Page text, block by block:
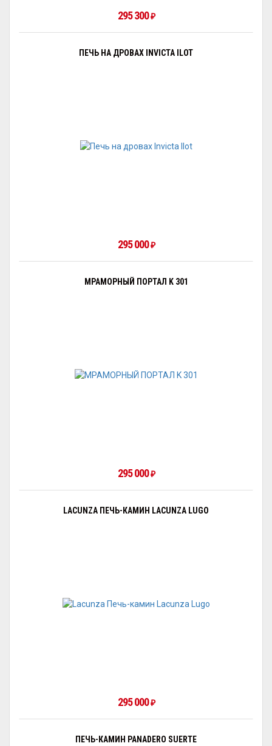
295 300 ₽
ПЕЧЬ НА ДРОВАХ INVICTA ILOT
295 000 ₽
МРАМОРНЫЙ ПОРТАЛ K 301
295 000 ₽
LACUNZA ПЕЧЬ-КАМИН LACUNZA LUGO
295 000 ₽
ПЕЧЬ-КАМИН PANADERO SUERTE